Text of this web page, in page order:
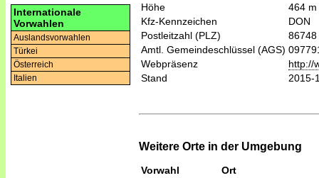
Internationale
Vorwahlen
Auslandsvorwahlen
Türkei
Österreich
Italien
Höhe
464 m
Kfz-Kennzeichen
DON
Postleitzahl (PLZ)
86748
Amtl. Gemeindeschlüssel (AGS)
Webpräsenz
http://
Stand
2015-
Weitere Orte in der Umgebung
Vorwahl
Ort